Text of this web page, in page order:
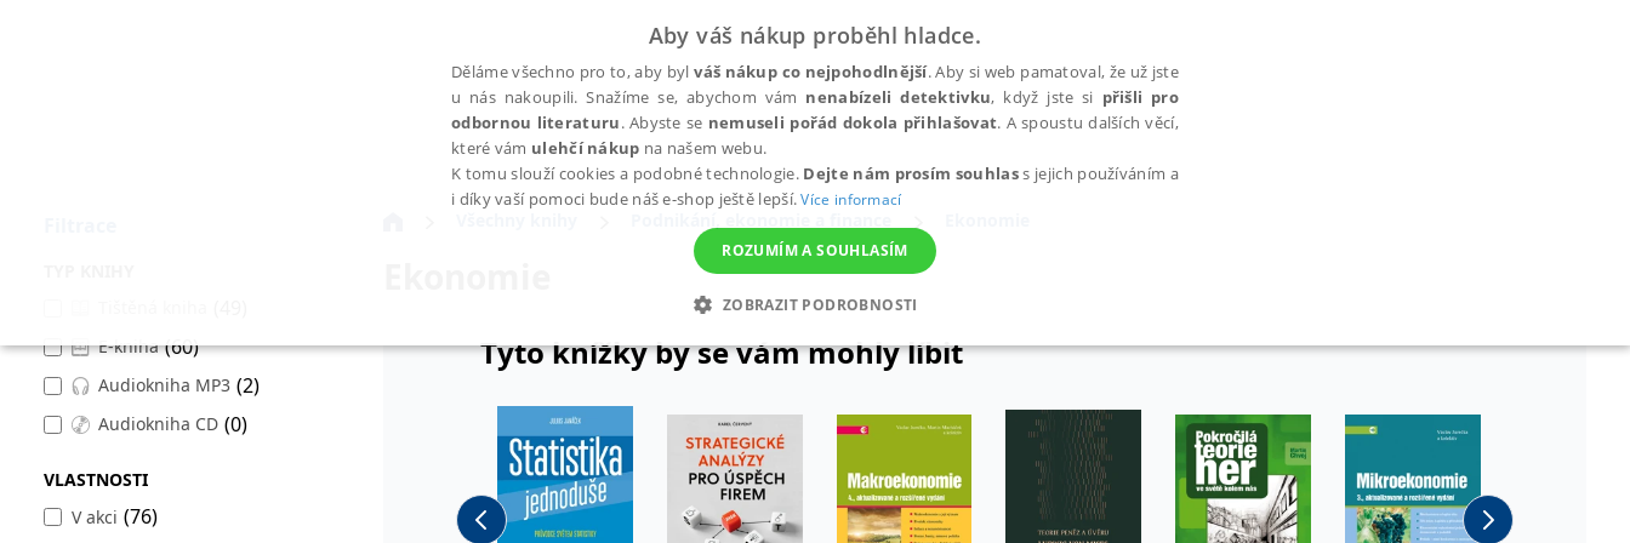
E-kniha (60)
Audiokniha MP3 (2)
Audiokniha CD (0)
VLASTNOSTI
V akci (76)
Tyto knížky by se vám mohly líbit
Aby váš nákup proběhl hladce.
Děláme všechno pro to, aby bylváš nákup co nejpohodlnější. Aby si web pamatoval, že už jste
u nás nakoupili. Snažíme se, abychom vám nenabízeli detektivku, když jste si přišli pro
odbornou literaturu. Abyste se nemuseli pořád dokola přihlašovat. A spoustu dalších věcí,
které vám ulehčí nákup na našem webu.
K tomu slouží cookies a podobné technologie. Dejte nám prosím souhlass jejich používáním a
i díky vaší pomoci bude náš e-shop ještě lepší.Více informací
ROZUMÍM A SOUHLASÍM
ZOBRAZIT PODROBNOSTI
NEZBYTNÉ ANALYTICKÉ MARKETINGOVÉ FUNKČNÍ NEZAŘAZENÉ SOUBORY
Nezbytné Analytické Marketingové Nezařazené soubory
Nezbytně nutné soubory cookie umožňují základní funkce webových stránek, jako je přihlášení uživatele a správa účtu. Webové stránky nelze bez nezbytně nutných souborů cookie správně používat.